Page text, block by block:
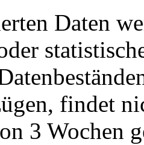
Daten
findet
3 Wochen